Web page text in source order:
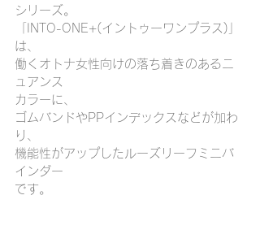
シリーズ。
「INTO-ONE+(イントゥーワンプラス)」
は、
働くオトナ女性向けの落ち着きのあるニ
ュアンス
カラーに、
ゴムバンドやPPインデックスなどが加わ
り、
機能性がアップしたルーズリーフミニバ
インダー
です。